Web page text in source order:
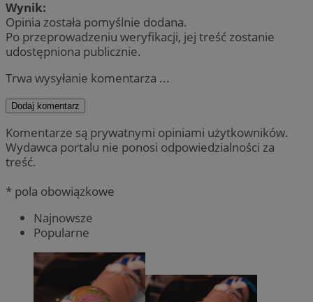
Wynik:
Opinia została pomyślnie dodana.
Po przeprowadzeniu weryfikacji, jej treść zostanie
udostępniona publicznie.
Trwa wysyłanie komentarza ...
Dodaj komentarz
Komentarze są prywatnymi opiniami użytkowników.
Wydawca portalu nie ponosi odpowiedzialności za
treść.
* pola obowiązkowe
Najnowsze
Popularne